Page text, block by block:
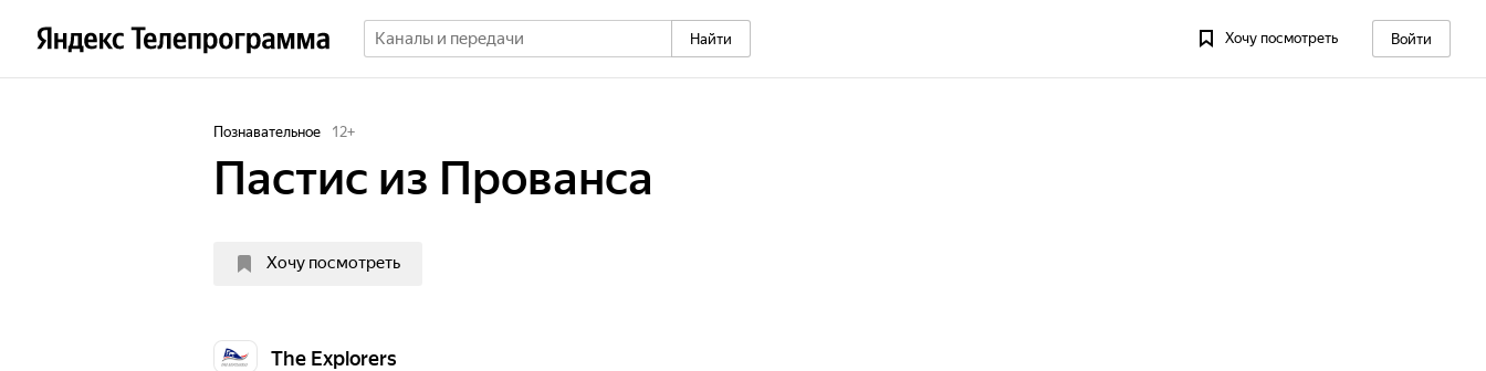
Найти Хочу посмотреть Войти
Познавательное 12+
Пастис из Прованса
Хочу посмотреть
The Explorers